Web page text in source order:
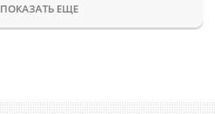
ПОКАЗАТЬ ЕЩЕ